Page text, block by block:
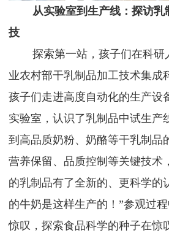
从实验室到生产线：探访乳
技
探索第一站，孩子们在科研
业农村部干乳制品加工技术集成
孩子们走进高度自动化的生产设
实验室，认识了乳制品中试生产
到高品质奶粉、奶酪等干乳制品
营养保留、品质控制等关键技术
的乳制品有了全新的、更科学的
的牛奶是这样生产的！”参观过
惊叹，探索食品科学的种子在惊